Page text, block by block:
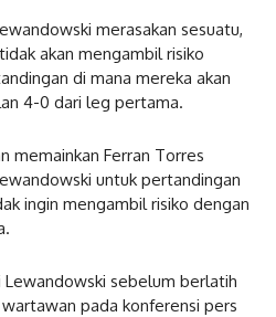
merasakan sesuatu,
akan mengambil risiko
di mana mereka akan
4-0 dari leg pertama.
memainkan Ferran Torres
untuk pertandingan
ingin mengambil risiko dengan
sebelum berlatih
pada konferensi pers